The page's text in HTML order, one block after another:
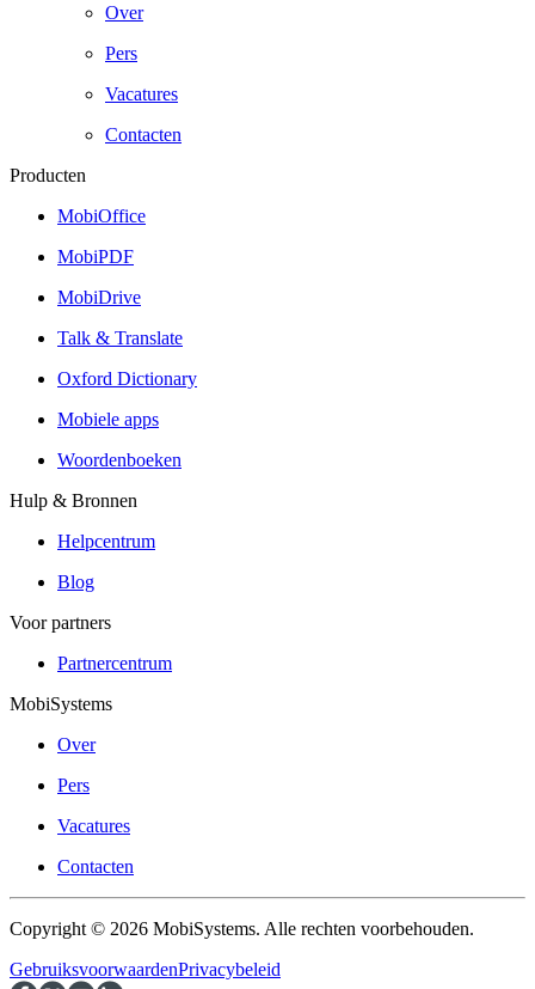
Over
Pers
Vacatures
Contacten
Producten
MobiOffice
MobiPDF
MobiDrive
Talk & Translate
Oxford Dictionary
Mobiele apps
Woordenboeken
Hulp & Bronnen
Helpcentrum
Blog
Voor partners
Partnercentrum
MobiSystems
Over
Pers
Vacatures
Contacten
Copyright © 2026 MobiSystems. Alle rechten voorbehouden.
GebruiksvoorwaardenPrivacybeleid